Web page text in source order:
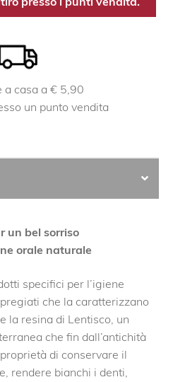
a casa a € 5,90
un punto vendita
un bel sorriso
orale naturale
specifici per l’igiene
che la caratterizzano
la resina di Lentisco, un
che fin dall’antichità
di conservare il
rendere bianchi i denti,